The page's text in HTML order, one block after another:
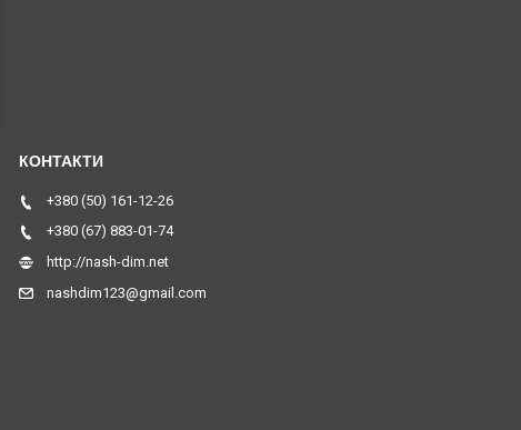
+380 (50) 161-12-26
+380 (67) 883-01-74
http://nash-dim.net
nashdim123@gmail.com